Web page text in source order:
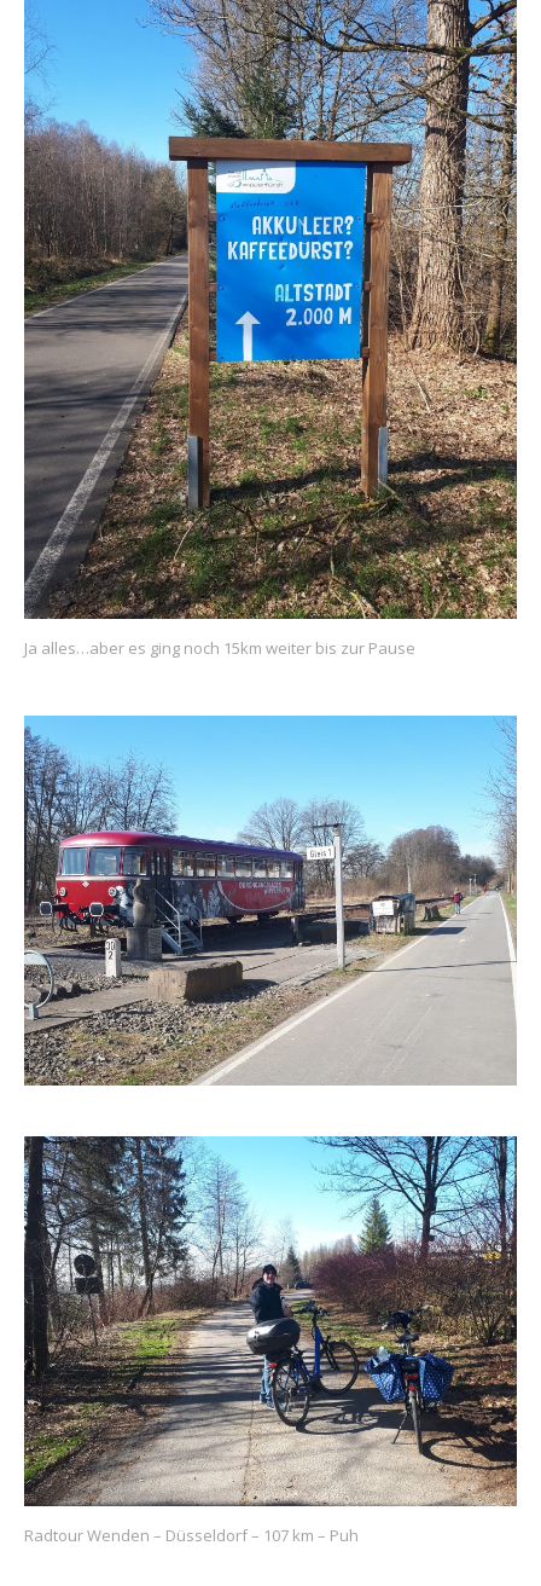
Ja alles…aber es ging noch 15km weiter bis zur Pause
Radtour Wenden – Düsseldorf – 107 km – Puh